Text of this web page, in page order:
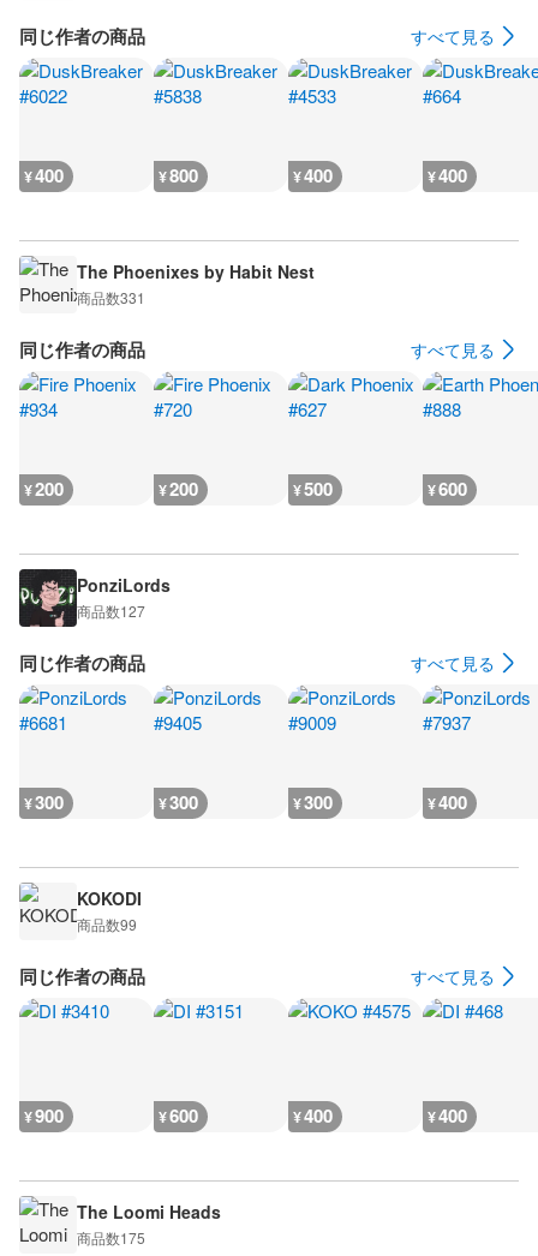
同じ作者の商品 すべて見る
¥400 ¥800 ¥400 ¥400
The Phoenixes by Habit Nest
商品数331
同じ作者の商品 すべて見る
¥200 ¥200 ¥500 ¥600
PonziLords
商品数127
同じ作者の商品 すべて見る
¥300 ¥300 ¥300 ¥400
KOKODI
商品数99
同じ作者の商品 すべて見る
¥900 ¥600 ¥400 ¥400
The Loomi Heads
商品数175